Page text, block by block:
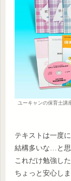
ユーキャンの保育士講
テキストは一度に
結構多いな…と思
これだけ勉強し
ちょっと安心しま